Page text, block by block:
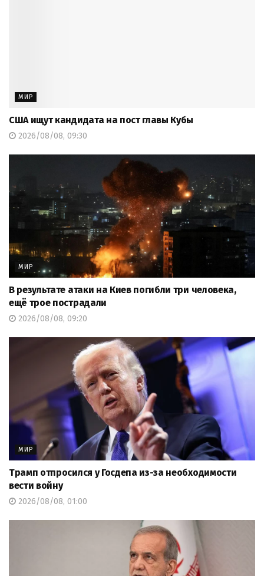
МИР
США ищут кандидата на пост главы Кубы
2026/08/08, 09:30
МИР
В результате атаки на Киев погибли три человека,
ещё трое пострадали
2026/08/08, 09:20
МИР
Трамп отпросился у Госдепа из-за необходимости
вести войну
2026/08/08, 01:00